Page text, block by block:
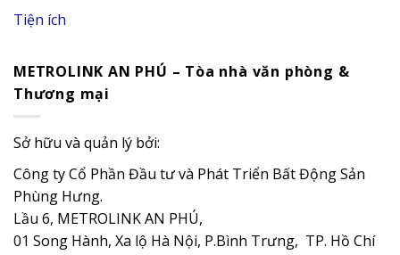
Tiện ích
METROLINK AN PHÚ – Tòa nhà văn phòng &
Thương mại
Sở hữu và quản lý bởi:
Công ty Cổ Phần Đầu tư và Phát Triển Bất Động Sản
Phùng Hưng.
Lầu 6, METROLINK AN PHÚ,
01 Song Hành, Xa lộ Hà Nội, P.Bình Trưng, TP. Hồ Chí